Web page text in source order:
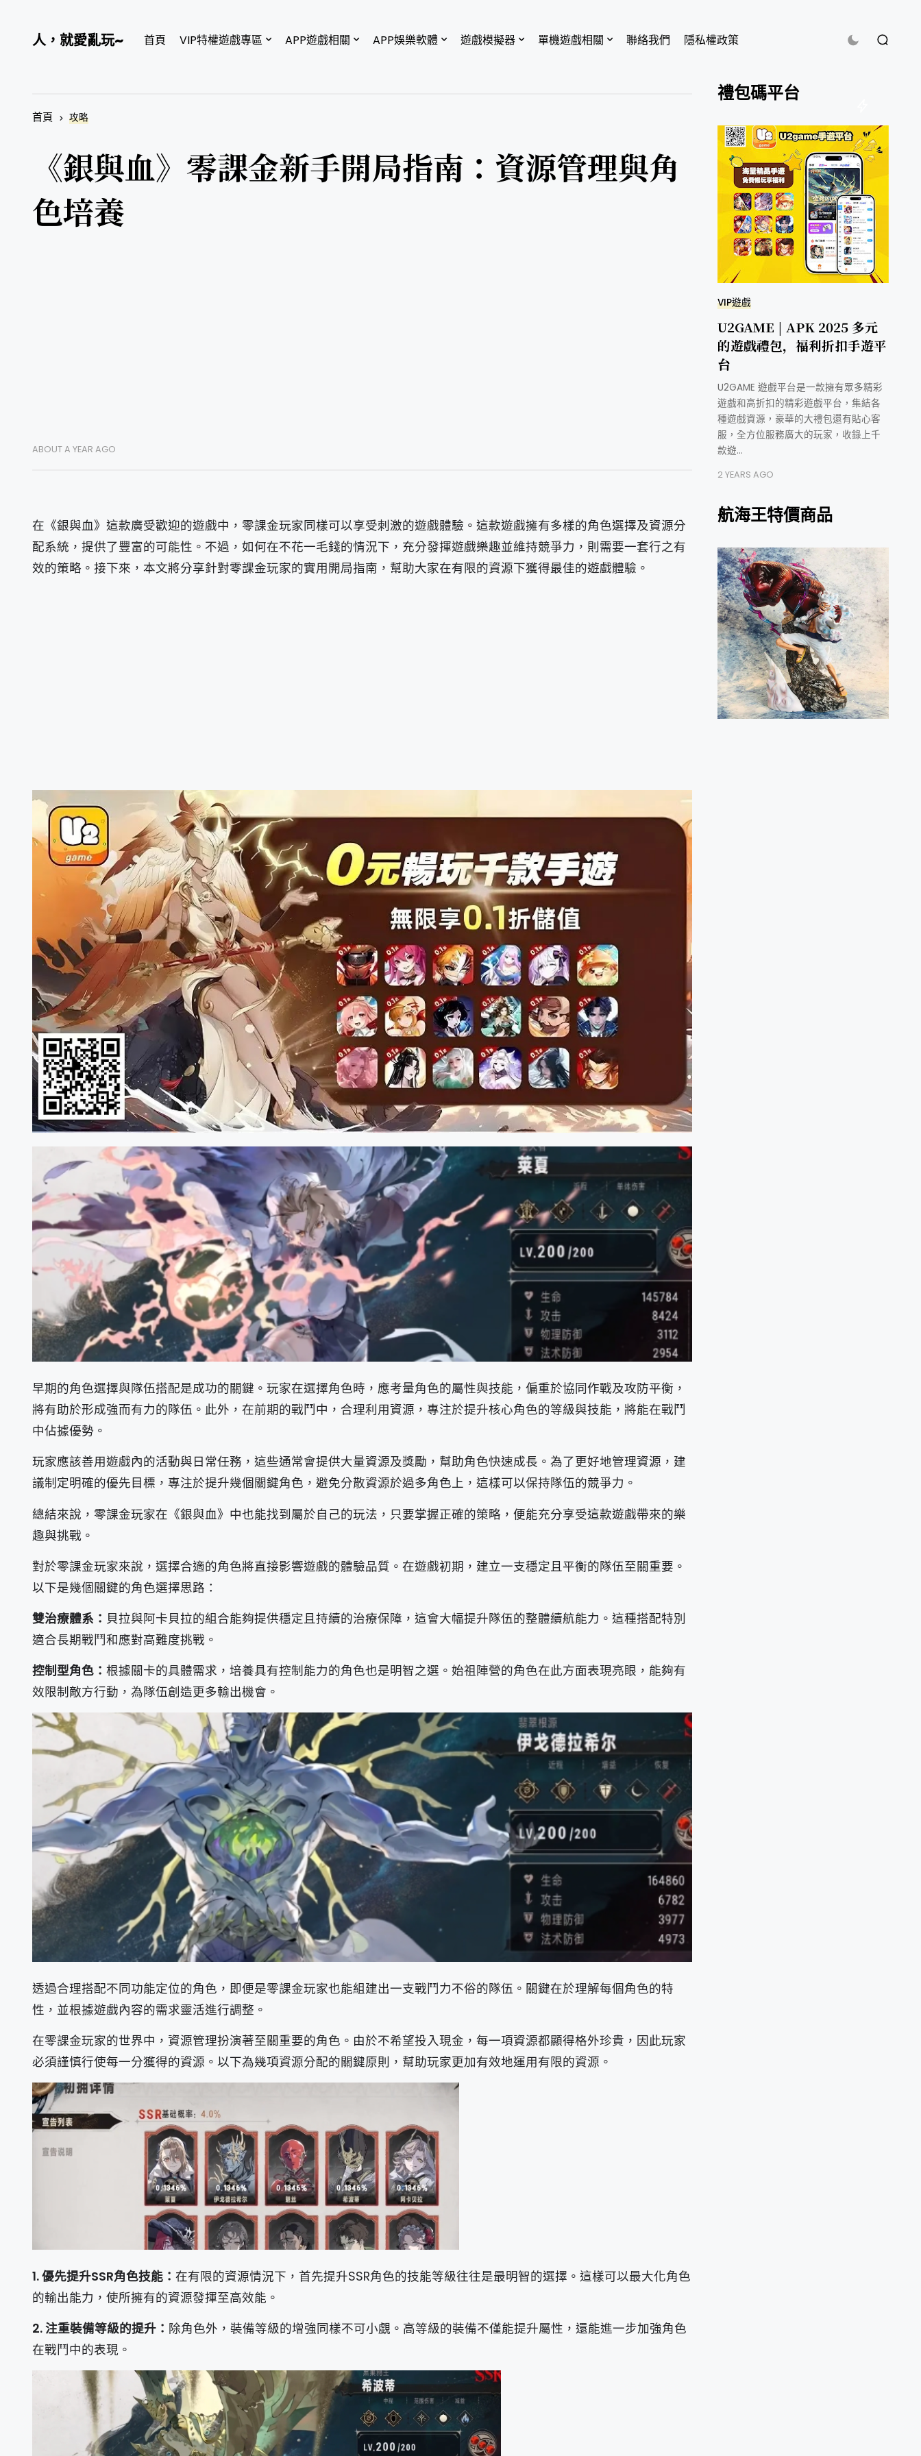
人，就愛亂玩~ 首頁 VIP特權遊戲專區 APP遊戲相關 APP娛樂軟體 遊戲模擬器 單機遊戲相關 聯絡我們 隱私權政策
首頁 攻略
《銀與血》零課金新手開局指南：資源管理與角
色培養
ABOUT A YEAR AGO
在《銀與血》這款廣受歡迎的遊戲中，零課金玩家同樣可以享受刺激的遊戲體驗。這款遊戲擁有多樣的角色選擇及資源分
配系統，提供了豐富的可能性。不過，如何在不花一毛錢的情況下，充分發揮遊戲樂趣並維持競爭力，則需要一套行之有
效的策略。接下來，本文將分享針對零課金玩家的實用開局指南，幫助大家在有限的資源下獲得最佳的遊戲體驗。
早期的角色選擇與隊伍搭配是成功的關鍵。玩家在選擇角色時，應考量角色的屬性與技能，偏重於協同作戰及攻防平衡，
將有助於形成強而有力的隊伍。此外，在前期的戰鬥中，合理利用資源，專注於提升核心角色的等級與技能，將能在戰鬥
中佔據優勢。
玩家應該善用遊戲內的活動與日常任務，這些通常會提供大量資源及獎勵，幫助角色快速成長。為了更好地管理資源，建
議制定明確的優先目標，專注於提升幾個關鍵角色，避免分散資源於過多角色上，這樣可以保持隊伍的競爭力。
總結來說，零課金玩家在《銀與血》中也能找到屬於自己的玩法，只要掌握正確的策略，便能充分享受這款遊戲帶來的樂
趣與挑戰。
對於零課金玩家來說，選擇合適的角色將直接影響遊戲的體驗品質。在遊戲初期，建立一支穩定且平衡的隊伍至關重要。
以下是幾個關鍵的角色選擇思路：
雙治療體系： 貝拉與阿卡貝拉的組合能夠提供穩定且持續的治療保障，這會大幅提升隊伍的整體續航能力。這種搭配特別
適合長期戰鬥和應對高難度挑戰。
控制型角色： 根據關卡的具體需求，培養具有控制能力的角色也是明智之選。始祖陣營的角色在此方面表現亮眼，能夠有
效限制敵方行動，為隊伍創造更多輸出機會。
透過合理搭配不同功能定位的角色，即便是零課金玩家也能組建出一支戰鬥力不俗的隊伍。關鍵在於理解每個角色的特
性，並根據遊戲內容的需求靈活進行調整。
在零課金玩家的世界中，資源管理扮演著至關重要的角色。由於不希望投入現金，每一項資源都顯得格外珍貴，因此玩家
必須謹慎行使每一分獲得的資源。以下為幾項資源分配的關鍵原則，幫助玩家更加有效地運用有限的資源。
1. 優先提升SSR角色技能： 在有限的資源情況下，首先提升SSR角色的技能等級往往是最明智的選擇。這樣可以最大化角色
的輸出能力，使所擁有的資源發揮至高效能。
2. 注重裝備等級的提升： 除角色外，裝備等級的增強同樣不可小覷。高等級的裝備不僅能提升屬性，還能進一步加強角色
在戰鬥中的表現。
禮包碼平台
VIP遊戲
U2GAME | APK 2025 多元
的遊戲禮包，福利折扣手遊平
台
U2GAME 遊戲平台是一款擁有眾多精彩
遊戲和高折扣的精彩遊戲平台，集結各
種遊戲資源，豪華的大禮包還有貼心客
服，全方位服務廣大的玩家，收錄上千
款遊…
2 YEARS AGO
航海王特價商品